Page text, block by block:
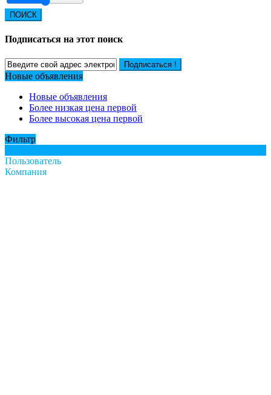
ПОИСК
Подписаться на этот поиск
Подписаться !
Новые объявления
Новые объявления
Более низкая цена первой
Более высокая цена первой
Фильтр
Пользователь
Компания